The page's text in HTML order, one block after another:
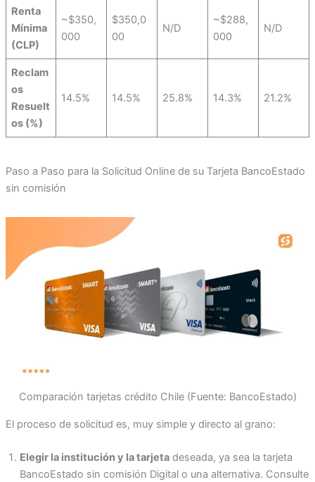
Renta
Mínima
(CLP)
~$350,
000
$350,0
00
N/D
~$288,
000
N/D
Reclam
os
Resuelt
os (%)
14.5% 14.5% 25.8% 14.3% 21.2%
Paso a Paso para la Solicitud Online de su Tarjeta BancoEstado
sin comisión
Comparación tarjetas crédito Chile (Fuente: BancoEstado)
El proceso de solicitud es, muy simple y directo al grano:
Elegir la institución y la tarjetadeseada, ya sea la tarjeta
BancoEstado sin comisión Digital o una alternativa. Consulte